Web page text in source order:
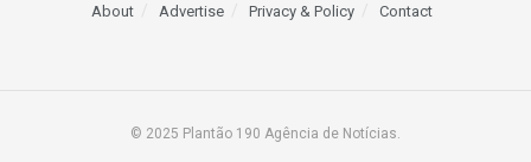
About Advertise Privacy & Policy Contact
© 2025 Plantão 190 Agência de Notícias.